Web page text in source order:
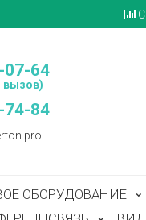
07-64
74-84
ОБОРУДОВАНИЕ